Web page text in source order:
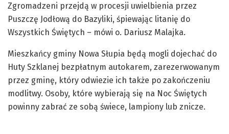
Zgromadzeni przejdą w procesji uwielbienia przez
Puszczę Jodłową do Bazyliki, śpiewając litanię do
Wszystkich Świętych – mówi o. Dariusz Malajka.
Mieszkańcy gminy Nowa Słupia będą mogli dojechać do
Huty Szklanej bezpłatnym autokarem, zarezerwowanym
przez gminę, który odwiezie ich także po zakończeniu
modlitwy. Osoby, które wybierają się na Noc Świętych
powinny zabrać ze sobą świece, lampiony lub znicze.